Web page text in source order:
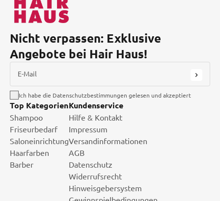
Nicht verpassen: Exklusive
Angebote bei Hair Haus!
E-Mail
Ich habe die Datenschutzbestimmungen gelesen und akzeptiert
Top Kategorien
Shampoo
Friseurbedarf
Saloneinrichtung
Haarfarben
Barber
Kundenservice
Hilfe & Kontakt
Impressum
Versandinformationen
AGB
Datenschutz
Widerrufsrecht
Hinweisgebersystem